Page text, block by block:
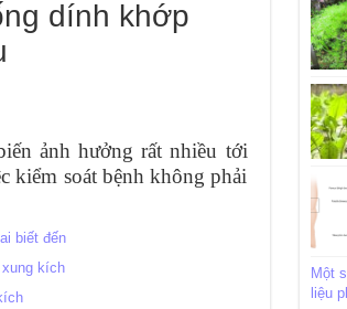
dính khớp
ảnh hưởng rất nhiều tới
kiểm soát bệnh không phải
biết đến
kích
Một
liệu